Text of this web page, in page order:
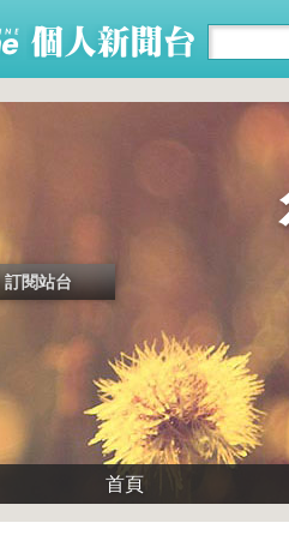
訂閱站台
首頁